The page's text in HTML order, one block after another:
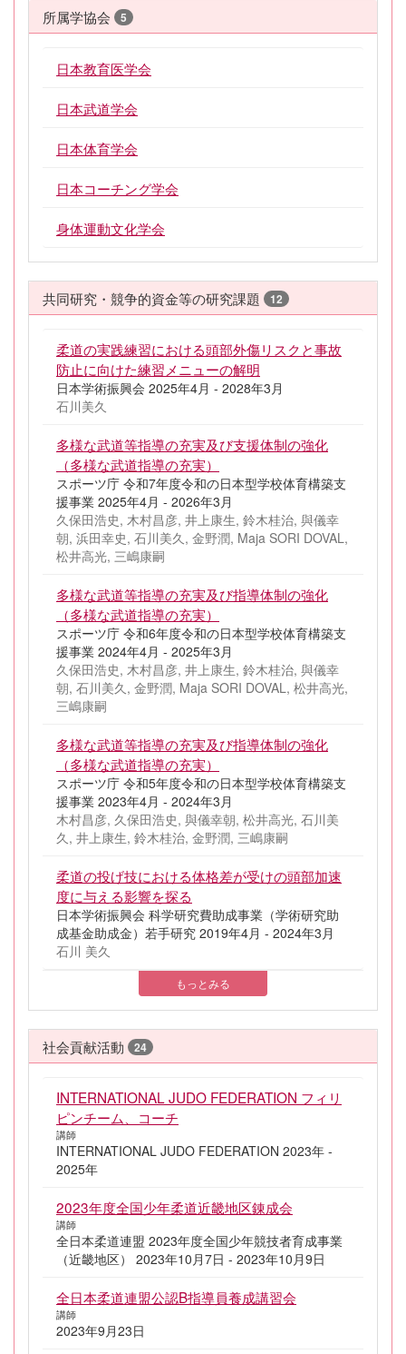
所属学協会 5
日本教育医学会
日本武道学会
日本体育学会
日本コーチング学会
身体運動文化学会
共同研究・競争的資金等の研究課題 12
柔道の実践練習における頭部外傷リスクと事故
防止に向けた練習メニューの解明
日本学術振興会 2025年4月 - 2028年3月
石川美久
多様な武道等指導の充実及び支援体制の強化
（多様な武道指導の充実）
スポーツ庁 令和7年度令和の日本型学校体育構築支
援事業 2025年4月 - 2026年3月
久保田浩史, 木村昌彦, 井上康生, 鈴木桂治, 與儀幸
朝, 浜田幸史, 石川美久, 金野潤, Maja SORI DOVAL,
松井高光, 三嶋康嗣
多様な武道等指導の充実及び指導体制の強化
（多様な武道指導の充実）
スポーツ庁 令和6年度令和の日本型学校体育構築支
援事業 2024年4月 - 2025年3月
久保田浩史, 木村昌彦, 井上康生, 鈴木桂治, 與儀幸
朝, 石川美久, 金野潤, Maja SORI DOVAL, 松井高光,
三嶋康嗣
多様な武道等指導の充実及び指導体制の強化
（多様な武道指導の充実）
スポーツ庁 令和5年度令和の日本型学校体育構築支
援事業 2023年4月 - 2024年3月
木村昌彦, 久保田浩史, 與儀幸朝, 松井高光, 石川美
久, 井上康生, 鈴木桂治, 金野潤, 三嶋康嗣
柔道の投げ技における体格差が受けの頭部加速
度に与える影響を探る
日本学術振興会 科学研究費助成事業（学術研究助
成基金助成金）若手研究 2019年4月 - 2024年3月
石川 美久
もっとみる
社会貢献活動 24
INTERNATIONAL JUDO FEDERATION フィリ
ピンチーム、コーチ
講師
INTERNATIONAL JUDO FEDERATION 2023年 -
2025年
2023年度全国少年柔道近畿地区錬成会
講師
全日本柔道連盟 2023年度全国少年競技者育成事業
（近畿地区） 2023年10月7日 - 2023年10月9日
全日本柔道連盟公認B指導員養成講習会
講師
2023年9月23日